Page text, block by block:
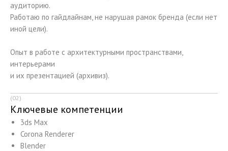
аудиторию.
Работаю по гайдлайнам, не нарушая рамок бренда (если нет
иной цели).
Опыт в работе с архитектурными пространствами,
интерьерами
и их презентацией (архивиз).
(02)
Ключевые компетенции
3ds Max
Corona Renderer
Blender